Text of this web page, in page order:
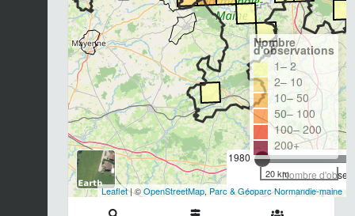
1980
Nombre
Nombre
d'observations
1– 2
2– 10
10– 50
50– 100
100– 200
200+
20 km
Leaflet| ©OpenStreetMap, Parc & Géoparc Normandie-maine